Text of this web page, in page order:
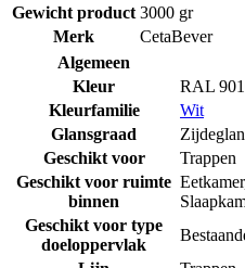
Gewicht product 3000 gr
Merk
CetaBever
Algemeen
Kleur
RAL
Kleurfamilie
Wit
Glansgraad
Geschikt voor
Trappen
Geschikt voor ruimte
binnen
Eetkamer
Geschikt voor type
doeloppervlak